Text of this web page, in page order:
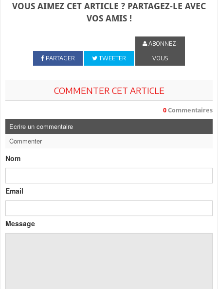
VOUS AIMEZ CET ARTICLE ? PARTAGEZ-LE AVEC
VOS AMIS !
PARTAGER TWEETER
ABONNEZ-
VOUS
COMMENTER CET ARTICLE
0 Commentaires
Ecrire un commentaire
Commenter
Nom
Email
Message